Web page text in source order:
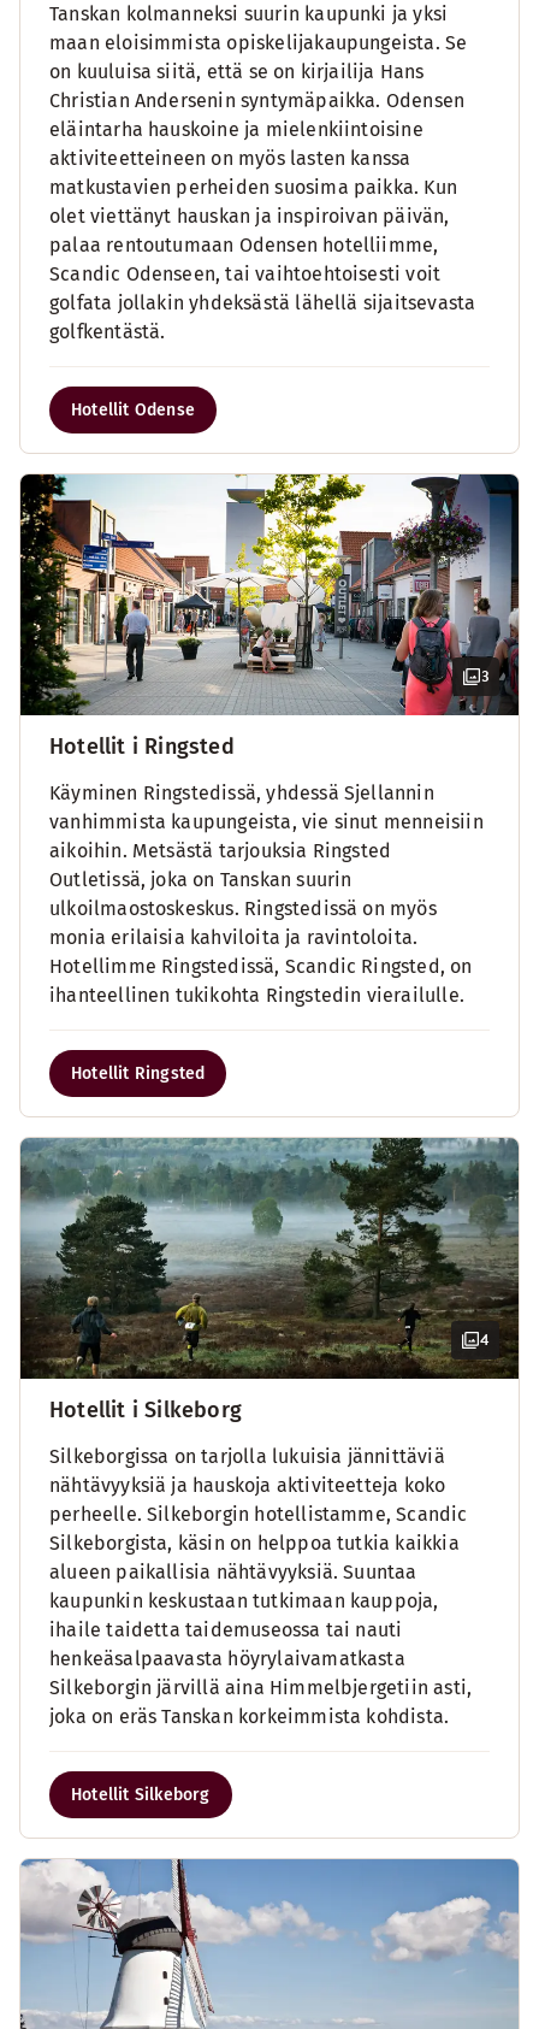
Tanskan kolmanneksi suurin kaupunki ja yksi
maan eloisimmista opiskelijakaupungeista. Se
on kuuluisa siitä, että se on kirjailija Hans
Christian Andersenin syntymäpaikka. Odensen
eläintarha hauskoine ja mielenkiintoisine
aktiviteetteineen on myös lasten kanssa
matkustavien perheiden suosima paikka. Kun
olet viettänyt hauskan ja inspiroivan päivän,
palaa rentoutumaan Odensen hotelliimme,
Scandic Odenseen, tai vaihtoehtoisesti voit
golfata jollakin yhdeksästä lähellä sijaitsevasta
golfkentästä.
Hotellit Odense
3
Hotellit i Ringsted
Käyminen Ringstedissä, yhdessä Sjellannin
vanhimmista kaupungeista, vie sinut menneisiin
aikoihin. Metsästä tarjouksia Ringsted
Outletissä, joka on Tanskan suurin
ulkoilmaostoskeskus. Ringstedissä on myös
monia erilaisia kahviloita ja ravintoloita.
Hotellimme Ringstedissä, Scandic Ringsted, on
ihanteellinen tukikohta Ringstedin vierailulle.
Hotellit Ringsted
4
Hotellit i Silkeborg
Silkeborgissa on tarjolla lukuisia jännittäviä
nähtävyyksiä ja hauskoja aktiviteetteja koko
perheelle. Silkeborgin hotellistamme, Scandic
Silkeborgista, käsin on helppoa tutkia kaikkia
alueen paikallisia nähtävyyksiä. Suuntaa
kaupunkin keskustaan tutkimaan kauppoja,
ihaile taidetta taidemuseossa tai nauti
henkeäsalpaavasta höyrylaivamatkasta
Silkeborgin järvillä aina Himmelbjergetiin asti,
joka on eräs Tanskan korkeimmista kohdista.
Hotellit Silkeborg